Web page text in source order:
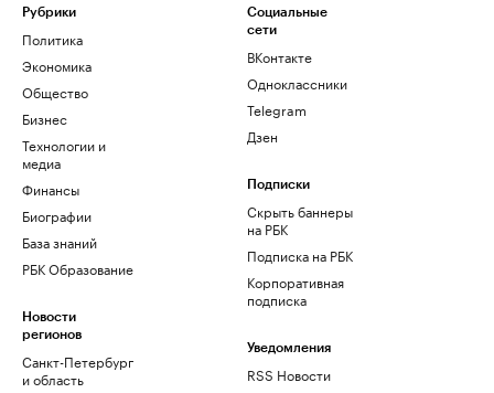
Рубрики
Политика
Экономика
Общество
Бизнес
Технологии и
медиа
Финансы
Биографии
База знаний
РБК Образование
Новости
регионов
Санкт-Петербург
и область
Социальные
сети
ВКонтакте
Одноклассники
Telegram
Дзен
Подписки
Скрыть баннеры
на РБК
Подписка на РБК
Корпоративная
подписка
Уведомления
RSS Новости